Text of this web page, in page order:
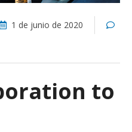
1 de junio de 2020
to